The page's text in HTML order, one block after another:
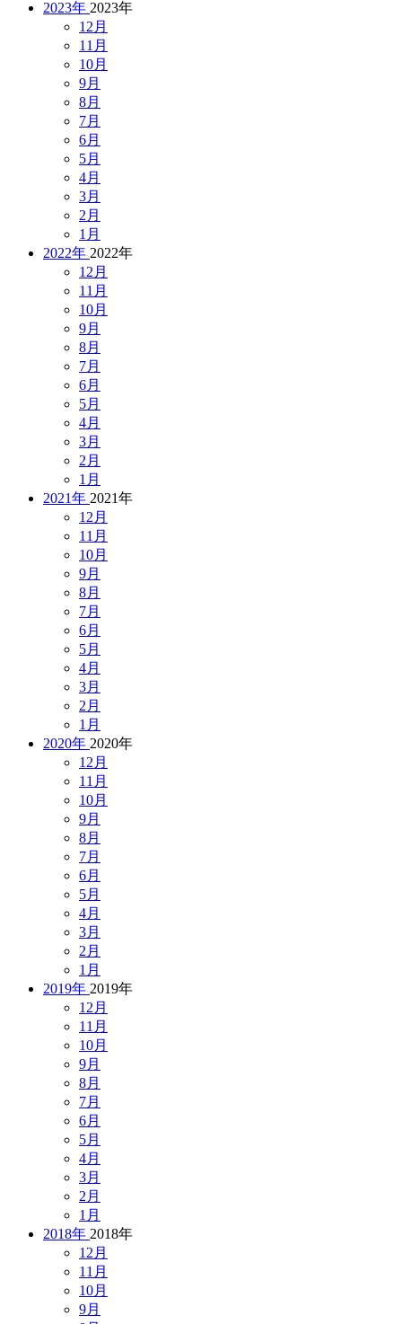
2023年 2023年
12月
11月
10月
9月
8月
7月
6月
5月
4月
3月
2月
1月
2022年 2022年
12月
11月
10月
9月
8月
7月
6月
5月
4月
3月
2月
1月
2021年 2021年
12月
11月
10月
9月
8月
7月
6月
5月
4月
3月
2月
1月
2020年 2020年
12月
11月
10月
9月
8月
7月
6月
5月
4月
3月
2月
1月
2019年 2019年
12月
11月
10月
9月
8月
7月
6月
5月
4月
3月
2月
1月
2018年 2018年
12月
11月
10月
9月